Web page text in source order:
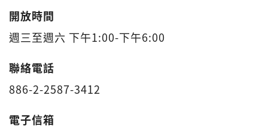
開放時間
週三至週六 下午1:00-下午6:00
聯絡電話
886-2-2587-3412
電子信箱